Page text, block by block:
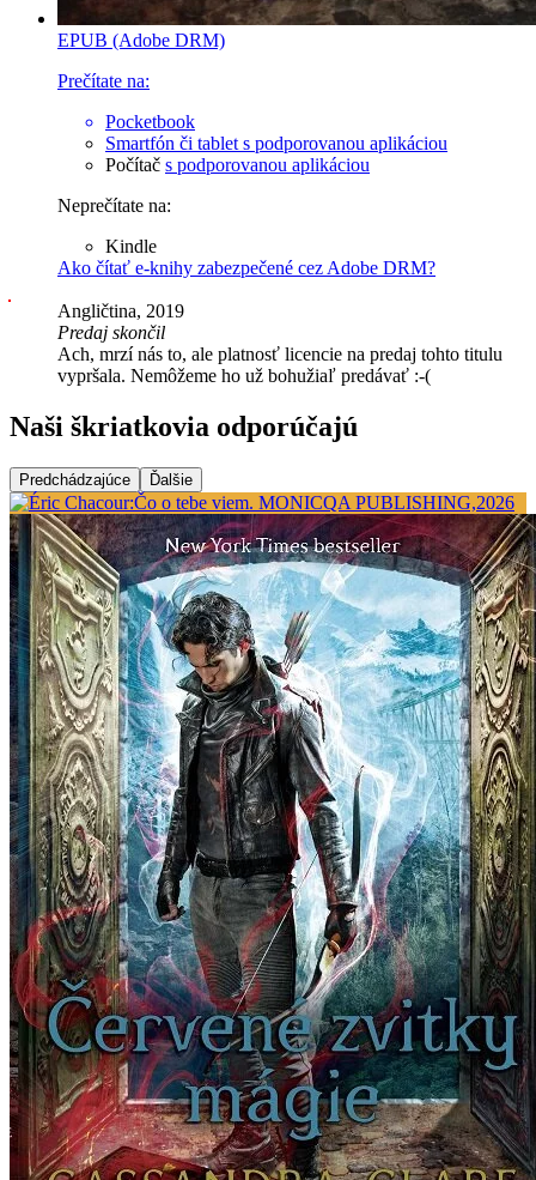
EPUB (Adobe DRM)
Prečítate na:
Pocketbook
Smartfón či tablet s podporovanou aplikáciou
Počítač s podporovanou aplikáciou
Neprečítate na:
Kindle
Ako čítať e-knihy zabezpečené cez Adobe DRM?
Angličtina, 2019
Predaj skončil
Ach, mrzí nás to, ale platnosť licencie na predaj tohto titulu
vypršala. Nemôžeme ho už bohužiaľ predávať :-(
Naši škriatkovia odporúčajú
Predchádzajúce Ďalšie